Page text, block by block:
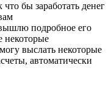
бы заработать денег
подробное его
некоторые
выслать некоторые
автоматически